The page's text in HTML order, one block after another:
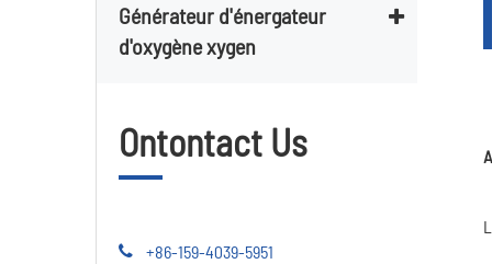
Générateur d'énergateur
d'oxygène xygen
Ontontact Us
+86-159-4039-5951